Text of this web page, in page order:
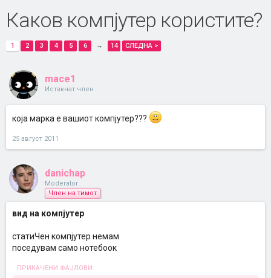
Каков компјутер користите?
1 2 3 4 5 6 → 14 СЛЕДНА >
mace1
Истакнат член
која марка е вашиот компјутер???
25 август 2011
danichap
Moderator
Член на тимот
вид на компјутер
статиЧен компјутер немам
поседувам само нотебоок
ПРИКАЧЕНИ ФАЈЛОВИ: